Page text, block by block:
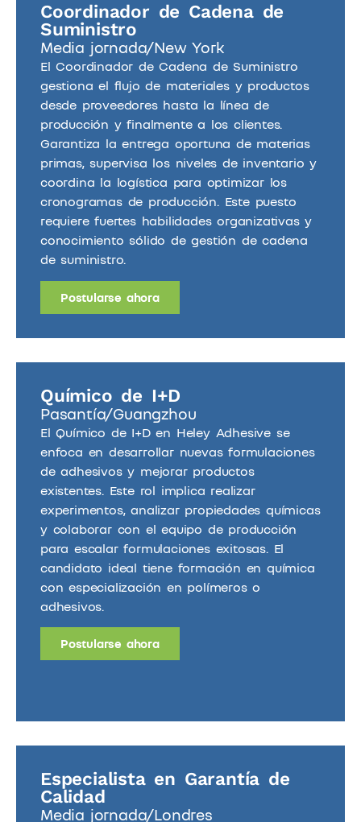
Coordinador de Cadena de
Suministro
Media jornada/New York
El Coordinador de Cadena de Suministro
gestiona el flujo de materiales y productos
desde proveedores hasta la línea de
producción y finalmente a los clientes.
Garantiza la entrega oportuna de materias
primas, supervisa los niveles de inventario y
coordina la logística para optimizar los
cronogramas de producción. Este puesto
requiere fuertes habilidades organizativas y
conocimiento sólido de gestión de cadena
de suministro.
Postularse ahora
Químico de I+D
Pasantía/Guangzhou
El Químico de I+D en Heley Adhesive se
enfoca en desarrollar nuevas formulaciones
de adhesivos y mejorar productos
existentes. Este rol implica realizar
experimentos, analizar propiedades químicas
y colaborar con el equipo de producción
para escalar formulaciones exitosas. El
candidato ideal tiene formación en química
con especialización en polímeros o
adhesivos.
Postularse ahora
Especialista en Garantía de
Calidad
Media jornada/Londres